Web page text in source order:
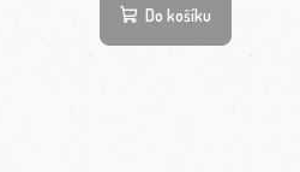
Do košíku